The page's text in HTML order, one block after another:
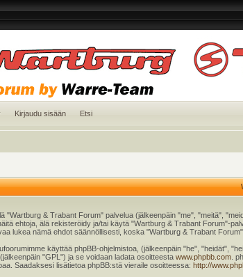
Kirjaudu sisään Etsi
"Wartburg & Trabant Forum" palvelua (jälkeenpäin "me", "meitä",
ehtoja, älä rekisteröidy ja/tai käytä "Wartburg & Trabant Forum"-
lukea nämä ehdot säännöllisesti, koska "Wartburg & Trabant
käyttää phpBB-ohjelmistoa, (jälkeenpäin "he", "heidät",
"GPL") ja se voidaan ladata osoitteestawww.phpbb.com .
Saadaksesi lisätietoa phpBB:stä vieraile osoitteessa:http://